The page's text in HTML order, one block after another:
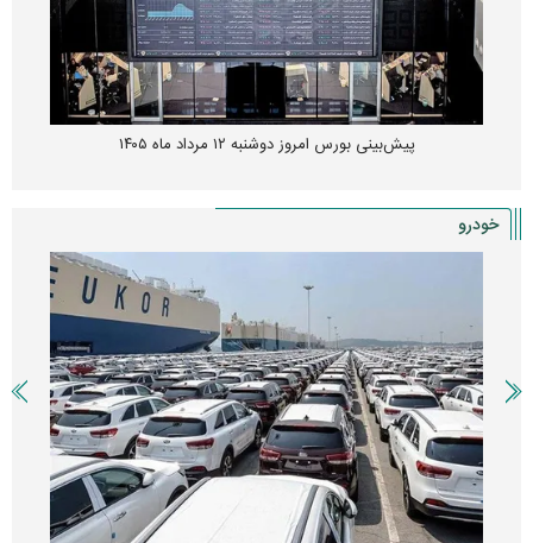
پیش‌بینی بورس امروز دوشنبه ۱۲ مرداد ماه ۱۴۰۵
خودرو